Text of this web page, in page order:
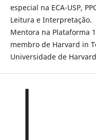
especial na ECA-USP,
Leitura e Interpretação.
Mentora na Plataforma
membro de Harvard in
Universidade de